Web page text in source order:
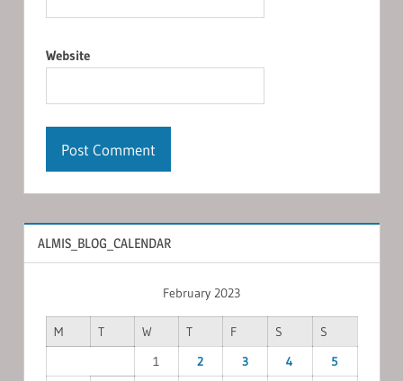
Website
ALMIS_BLOG_CALENDAR
February 2023
M T W T F S
S
1
2 3 4
5